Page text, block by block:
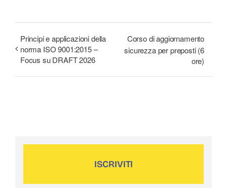
k
n
p
m
s
Principi e applicazioni della
norma ISO 9001:2015 –
Focus su DRAFT 2026
Corso di aggiornamento
sicurezza per preposti (6
ore)
ISCRIVITI